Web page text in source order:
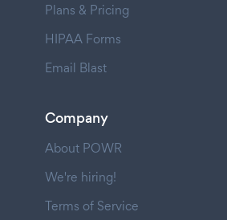
Plans & Pricing
HIPAA Forms
Email Blast
Company
About POWR
We're hiring!
Terms of Service